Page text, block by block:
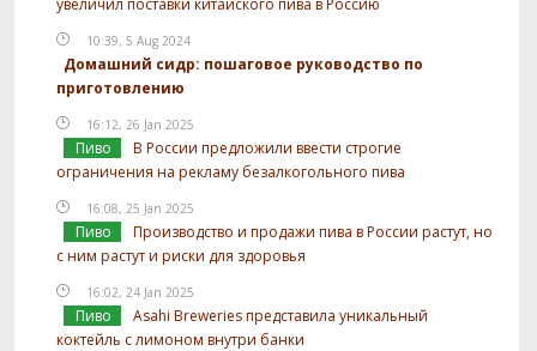
10:39, 5 Aug 2024
Домашний сидр: пошаговое руководство по
приготовлению
16:12, 26 Jan 2025
Пиво
В России предложили ввести строгие
ограничения на рекламу безалкогольного пива
16:08, 25 Jan 2025
Пиво
Производство и продажи пива в России растут, но
с ним растут и риски для здоровья
16:02, 24 Jan 2025
Пиво
Asahi Breweries представила уникальный
коктейль с лимоном внутри банки